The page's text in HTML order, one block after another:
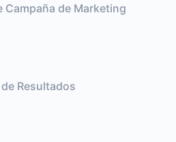
Campaña de Marketing
Resultados